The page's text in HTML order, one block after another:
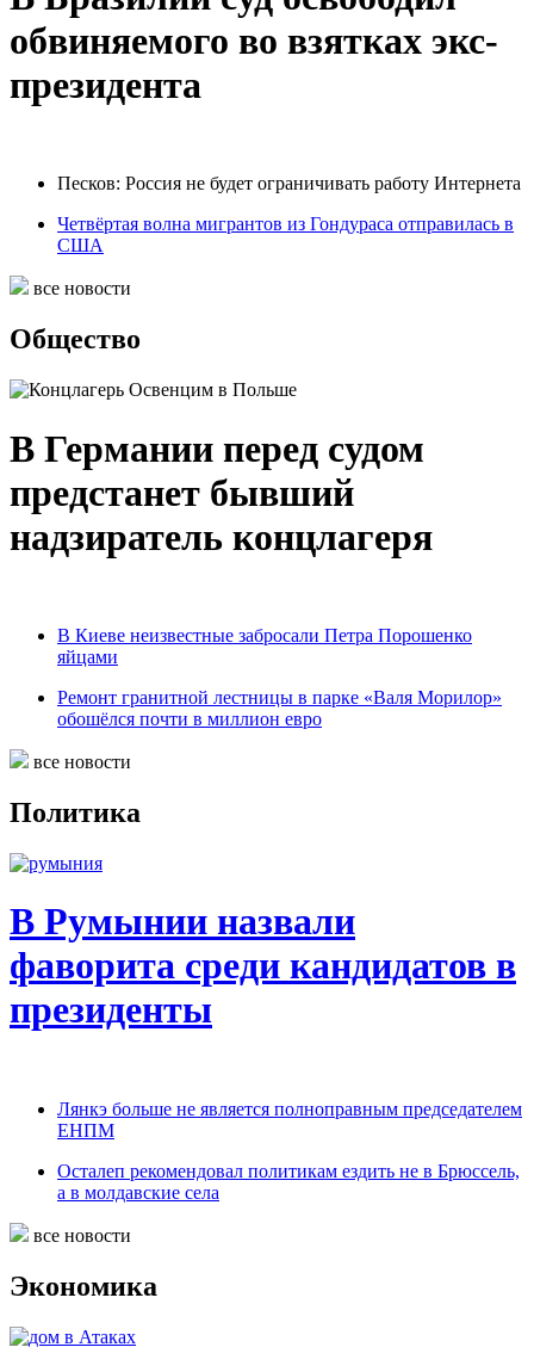
обвиняемого во взятках экс-
президента
Песков: Россия не будет ограничивать работу Интернета
Четвёртая волна мигрантов из Гондураса отправилась в
США
все новости
Общество
В Германии перед судом
предстанет бывший
надзиратель концлагеря
В Киеве неизвестные забросали Петра Порошенко
яйцами
Ремонт гранитной лестницы в парке «Валя Морилор»
обошёлся почти в миллион евро
все новости
Политика
В Румынии назвали
фаворита среди кандидатов в
президенты
Лянкэ больше не является полноправным председателем
ЕНПМ
Осталеп рекомендовал политикам ездить не в Брюссель,
а в молдавские села
все новости
Экономика